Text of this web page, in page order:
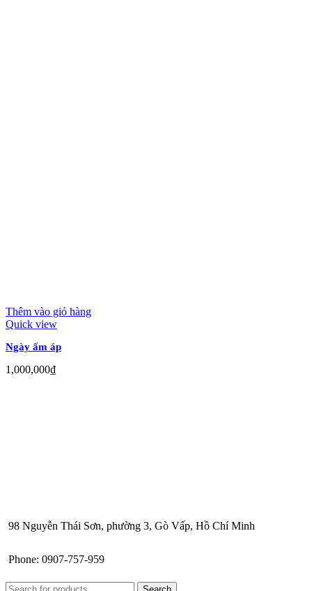
Thêm vào giỏ hàng
Quick view
Ngày ấm áp
1,000,000₫
98 Nguyễn Thái Sơn, phường 3, Gò Vấp, Hồ Chí Minh
Phone: 0907-757-959